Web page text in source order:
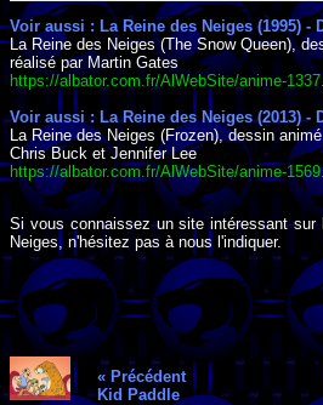
Voir aussi : La Reine des Neiges (1995) -
La Reine des Neiges (The Snow Queen),
réalisé par Martin Gates
https://albator.com.fr/AlWebSite/anime-
Voir aussi : La Reine des Neiges (2013) -
La Reine des Neiges (Frozen), dessin
Chris Buck et Jennifer Lee
https://albator.com.fr/AlWebSite/anime-
Si vous connaissez un site intéressant sur
Neiges, n'hésitez pas à nous l'indiquer.
« Précédent
Kid Paddle